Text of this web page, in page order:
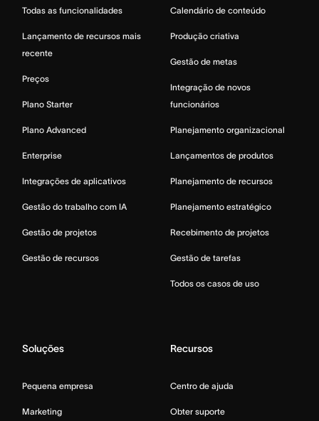
Todas as funcionalidades
Lançamento de recursos mais
recente
Preços
Plano Starter
Plano Advanced
Enterprise
Integrações de aplicativos
Gestão do trabalho com IA
Gestão de projetos
Gestão de recursos
Calendário de conteúdo
Produção criativa
Gestão de metas
Integração de novos
funcionários
Planejamento organizacional
Lançamentos de produtos
Planejamento de recursos
Planejamento estratégico
Recebimento de projetos
Gestão de tarefas
Todos os casos de uso
Soluções
Pequena empresa
Marketing
Recursos
Centro de ajuda
Obter suporte